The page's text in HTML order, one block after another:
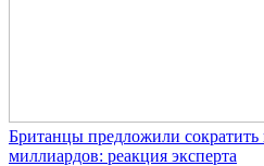
Британцы предложили сократить
миллиардов: реакция эксперта